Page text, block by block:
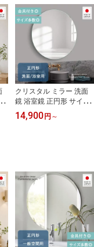
クリスタル ミラー 洗面
鏡 浴室鏡 正円形 サイズ
多数 1mm単位の指定も
◎ 円形 洗面 鏡 浴室 壁掛
サークル 夏セール 送料
無料 模様替え
14,900 円 ～